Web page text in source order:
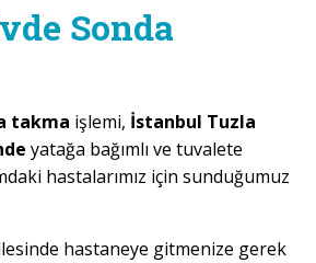
Sonda
takma işlemi, İstanbul Tuzla
yatağa bağımlı ve tuvalete
hastalarımız için sunduğumuz
hastaneye gitmenize gerek